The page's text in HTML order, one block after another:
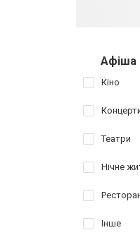
Афіша
Кіно
Театри
Нічне
Інше